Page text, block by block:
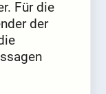
Für die
der